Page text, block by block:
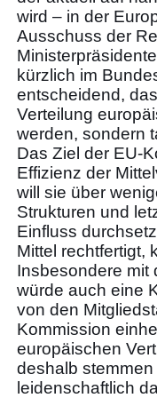
wird – in der
Ausschuss der
kürzlich im
entscheidend,
Verteilung
werden, sondern
Das Ziel der EU-
Effizienz der
will sie über
Strukturen und
Einfluss
Mittel rechtfertigt,
Insbesondere mit
würde auch eine
von den
Kommission
europäischen
deshalb
leidenschaftlich